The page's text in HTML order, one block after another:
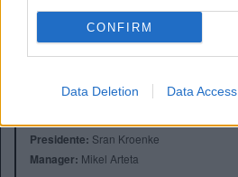
CONFIRM
Data Deletion Data Access
Stadio:Emirates Stadium (60.338)
Presidente: Sran Kroenke
Manager: Mikel Arteta